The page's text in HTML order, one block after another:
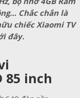
Chắc chắn là
chiếc Xiaomi TV
đây.
85 inch